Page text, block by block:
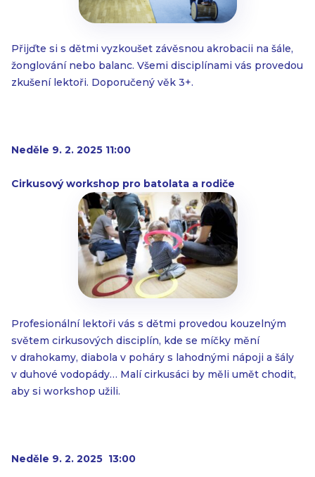
Přijďte si s dětmi vyzkoušet závěsnou akrobacii na šále,
žonglování nebo balanc. Všemi disciplínami vás provedou
zkušení lektoři. Doporučený věk 3+.
Neděle 9. 2. 2025 11:00
Cirkusový workshop pro batolata a rodiče
Profesionální lektoři vás s dětmi provedou kouzelným
světem cirkusových disciplín, kde se míčky mění
v drahokamy, diabola v poháry s lahodnými nápoji a šály
v duhové vodopády… Malí cirkusáci by měli umět chodit,
aby si workshop užili.
Neděle 9. 2. 2025 13:00